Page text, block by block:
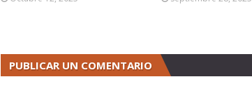
PUBLICAR UN COMENTARIO